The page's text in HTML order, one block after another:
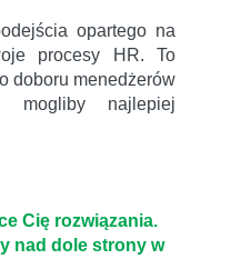
opartego na
procesy HR. To
doboru menedżerów
najlepiej
Cię rozwiązania.
nad dole strony w